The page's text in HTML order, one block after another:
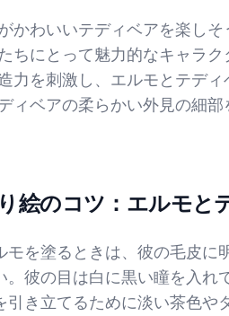
わいいテディベアを楽し
にとって魅力的なキャラ
を刺激し、エルモとテデ
ベアの柔らかい外見の細部
絵のコツ：エルモと
モを塗るときは、彼の毛皮に
。彼の目は白に黒い瞳を入れ
引き立てるために淡い茶色や